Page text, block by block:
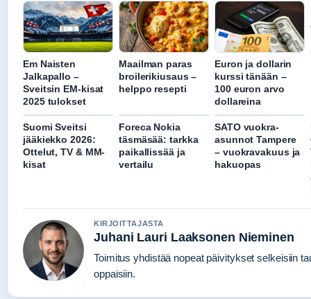
Em Naisten
Jalkapallo –
Sveitsin EM-kisat
2025 tulokset
Maailman paras
broilerikiusaus –
helppo resepti
Euron ja dollarin
kurssi tänään –
100 euron arvo
dollareina
Suomi Sveitsi
jääkiekko 2026:
Ottelut, TV & MM-
kisat
Foreca Nokia
täsmäsää: tarkka
paikallissää ja
vertailu
SATO vuokra-
asunnot Tampere
– vuokravakuus ja
hakuopas
KIRJOITTAJASTA
Juhani Lauri Laaksonen Nieminen
Toimitus yhdistää nopeat päivitykset selkeisiin
oppaisiin.